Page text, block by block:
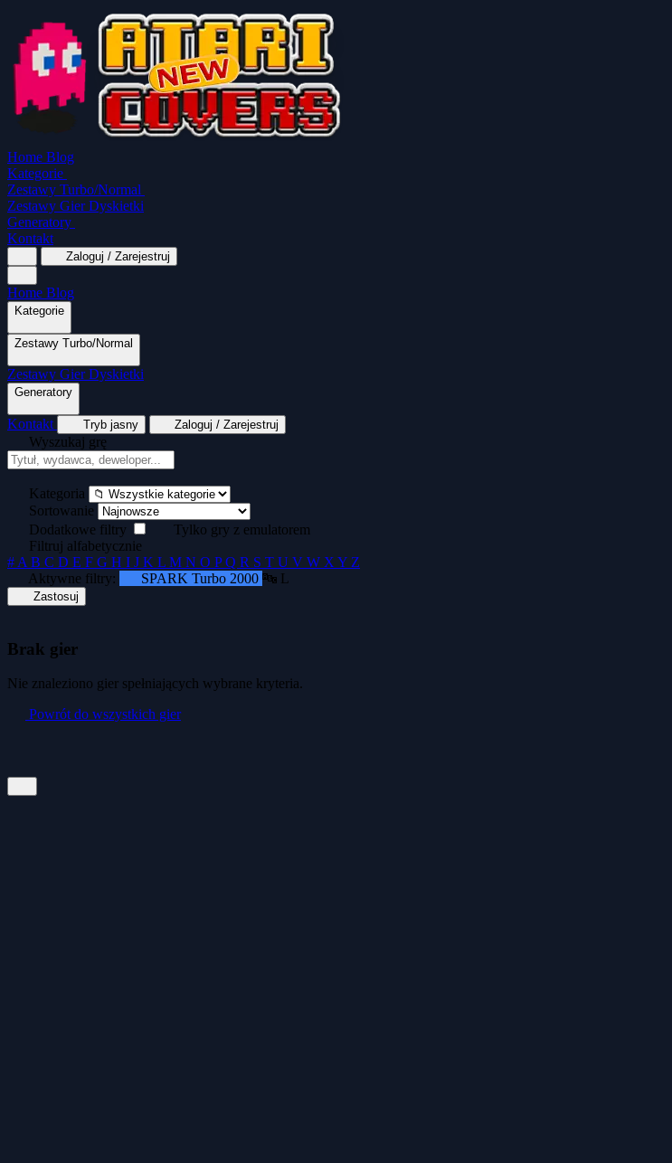
Home Blog
Kategorie
Zestawy Turbo/Normal
Zestawy Gier Dyskietki
Generatory
Kontakt
Zaloguj / Zarejestruj
Home Blog
Kategorie
Wszystkie kategorie
Tekstowe
Zestawy Turbo/Normal
MapaSoft Turbo ROM SparkTurbo 2000
Zestawy Gier Dyskietki
Generatory
Generator kopert dyskietek
Kontakt Tryb jasny Zaloguj / Zarejestruj
Wyszukaj grę
Kategoria
Sortowanie
Dodatkowe filtry
Tylko gry z emulatorem
Filtruj alfabetycznie
# A B C D E F G H I J K L M N O PQ R S T U V W X Y Z
Aktywne filtry:
SPARK Turbo 2000 🔤 L
Zastosuj
Brak gier
Nie znaleziono gier spełniających wybrane kryteria.
Powrót do wszystkich gier